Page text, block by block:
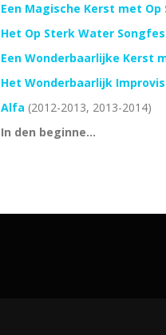
Een Magische Kerst met
Het Op Sterk Water
Een Wonderbaarlijke Kerst
Het Wonderbaarlijk
Alfa (2012-2013, 2013-2014)
In den beginne…